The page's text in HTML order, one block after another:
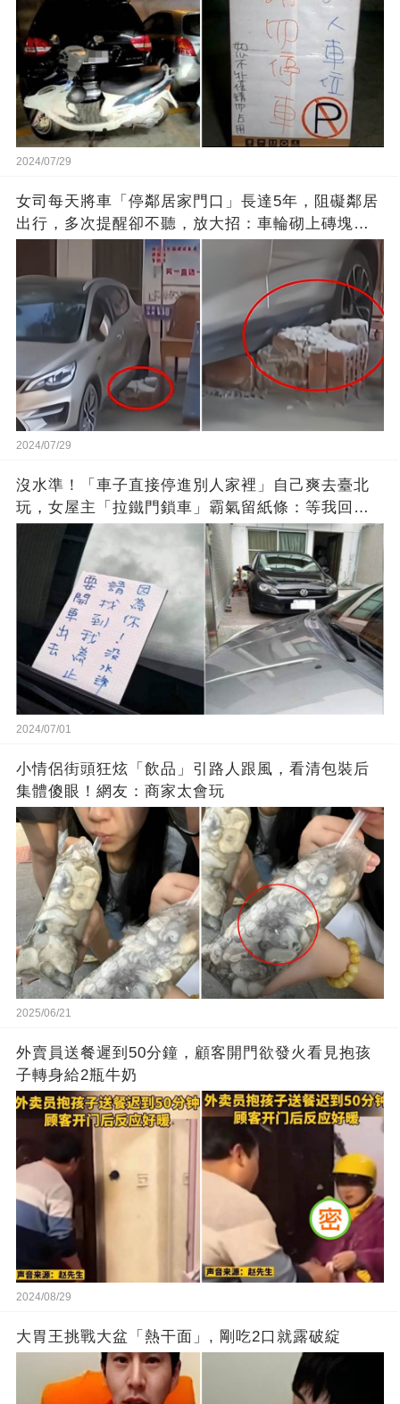
2024/07/29
女司每天將車「停鄰居家門口」長達5年，阻礙鄰居
出行，多次提醒卻不聽，放大招：車輪砌上磚塊，
2024/07/29
沒水準！「車子直接停進別人家裡」自己爽去臺北
玩，女屋主「拉鐵門鎖車」霸氣留紙條：等我回國
2024/07/01
小情侶街頭狂炫「飲品」引路人跟風，看清包裝后
集體傻眼！網友：商家太會玩
2025/06/21
外賣員送餐遲到50分鐘，顧客開門欲發火看見抱孩
子轉身給2瓶牛奶
2024/08/29
大胃王挑戰大盆「熱干面」, 剛吃2口就露破綻